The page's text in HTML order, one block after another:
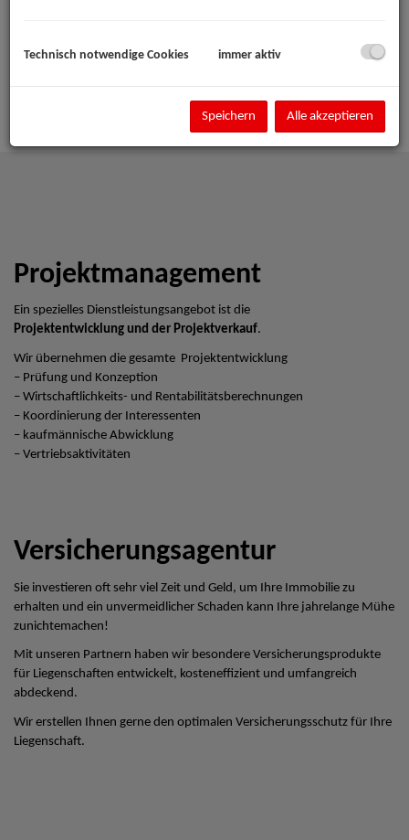
Projektmanagement
Ein spezielles Dienstleistungsangebot ist die
Projektentwicklung und der Projektverkauf.
Wir übernehmen die gesamte Projektentwicklung
– Prüfung und Konzeption
– Wirtschaftlichkeits- und Rentabilitätsberechnungen
– Koordinierung der Interessenten
– kaufmännische Abwicklung
– Vertriebsaktivitäten
Versicherungsagentur
Sie investieren oft sehr viel Zeit und Geld, um Ihre Immobilie zu
erhalten und ein unvermeidlicher Schaden kann Ihre jahrelange Mühe
zunichtemachen!
Mit unseren Partnern haben wir besondere Versicherungsprodukte
für Liegenschaften entwickelt, kosteneffizient und umfangreich
abdeckend.
Wir erstellen Ihnen gerne den optimalen Versicherungsschutz für Ihre
Liegenschaft.
Technisch notwendige Cookies immer aktiv
Speichern Alle akzeptieren